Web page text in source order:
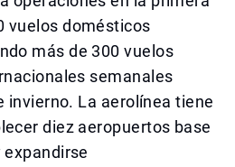
vuelos domésticos
más de 300 vuelos
semanales
invierno. La aerolínea tiene
diez aeropuertos base
expandirse